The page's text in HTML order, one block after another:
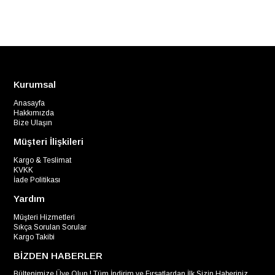
Kurumsal
Anasayfa
Hakkımızda
Bize Ulaşın
Müşteri İlişkileri
Kargo & Teslimat
KVKK
İade Politikası
Yardım
Müşteri Hizmetleri
Sıkça Sorulan Sorular
Kargo Takibi
BİZDEN HABERLER